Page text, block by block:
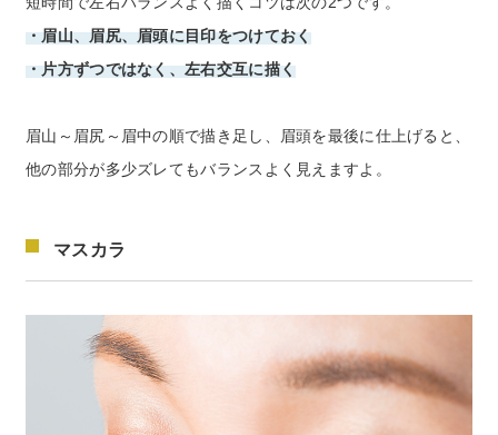
・眉山、眉尻、眉頭に目印をつけておく
・片方ずつではなく、左右交互に描く
眉山～眉尻～眉中の順で描き足し、眉頭を最後に仕上げると、
他の部分が多少ズレてもバランスよく見えますよ。
マスカラ